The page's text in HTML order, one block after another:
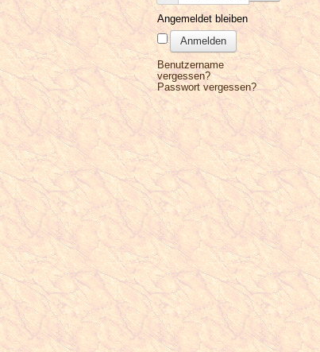
Angemeldet bleiben
Anmelden
Benutzername
vergessen?
Passwort vergessen?